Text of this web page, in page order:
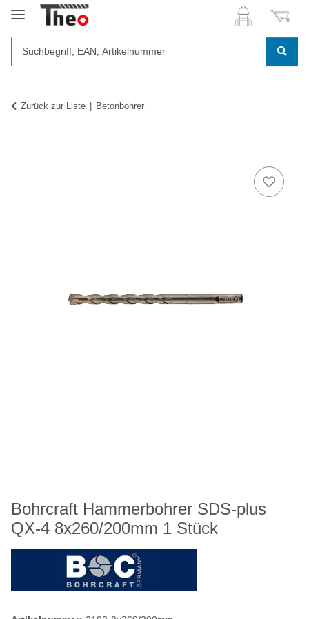
Zurück zur Liste Betonbohrer
Bohrcraft Hammerbohrer SDS-plus
QX-4 8x260/200mm 1 Stück